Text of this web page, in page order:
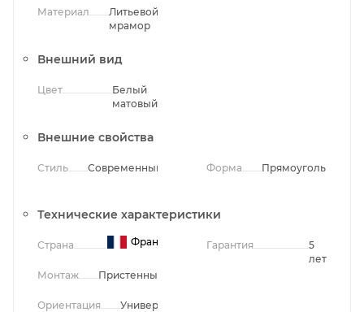
Материал
Литьевой
мрамор
Внешний вид
Цвет
Белый
матовый
Внешние свойства
Стиль Современный Форма Прямоугольная
Технические характеристики
Страна Франция
Монтаж Пристенный
Ориентация Универсальная
Гарантия
5
лет